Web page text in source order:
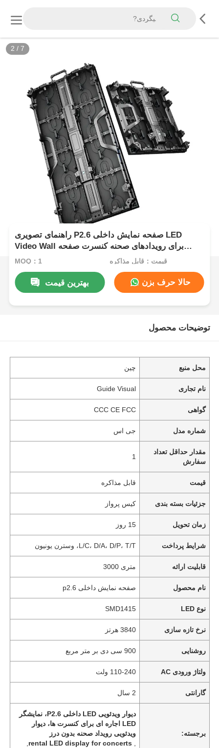
2 / 7
راهنمای تصویری P2.6 صفحه نمایش داخلی LED
Video Wall برای رویدادهای صحنه کنسرت صفحه
نمایش بی سیم
MOQ：1 قیمت：قابل مذاکره
بهترین قیمت حالا حرف بزن
توضیحات محصول
محل منبع چین
نام تجاری Guide Visual
گواهی CCC CE FCC
شماره مدل جی اس
مقدار حداقل تعداد
سفارش
1
قیمت قابل مذاکره
جزئیات بسته بندی کیس پرواز
زمان تحویل 15 روز
شرایط پرداخت L/C، D/A، D/P، T/T، وسترن یونیون
قابلیت ارائه متری 3000
نام محصول صفحه نمایش داخلی p2.6
نوع LED SMD1415
نرخ تازه سازی 3840 هرتز
روشنایی 900 سی دی بر متر مربع
ولتاژ ورودی AC 110-240 ولت
گارانتی 2 سال
برجسته:
دیوار ویدئویی LED داخلی P2.6، نمایشگر
LED اجاره ای برای کنسرت ها، دیوار
ویدئویی رویداد صحنه بدون درز
rental LED display for concerts